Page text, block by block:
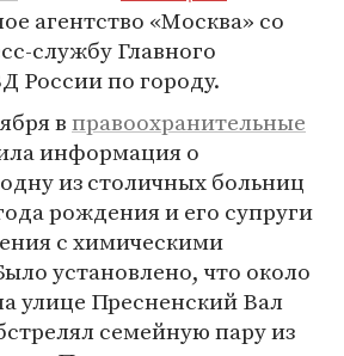
агентство «Москва» со
службу Главного
России по городу.
вправоохранительные
информация о
из столичных больниц
рождения и его супруги
с химическими
установлено, что около
улице Пресненский Вал
семейную пару из